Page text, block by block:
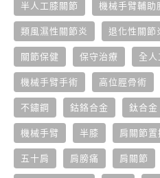
半人工膝關節 機械手臂輔助
類風濕性關節炎 退化性關節
關節保健 保守治療 全
機械手臂手術 高位脛骨術
不鏽鋼 鈷鉻合金 鈦合金
機械手臂 半膝 肩關節置
五十肩 肩膀痛 肩關節